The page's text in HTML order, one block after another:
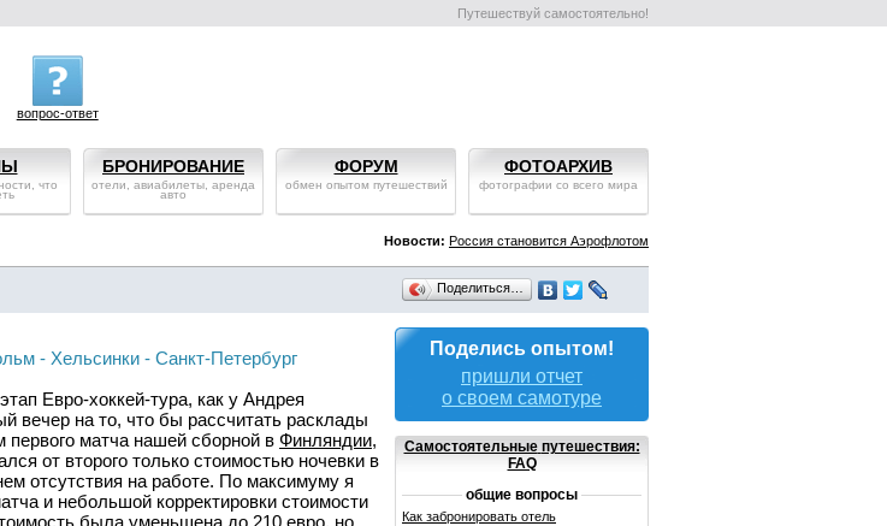
Путешествуй самостоятельно!
вопрос-ответ
что
БРОНИРОВАНИЕ
отели, авиабилеты, аренда
авто
ФОРУМ
обмен опытом путешествий
ФОТОАРХИВ
фотографии со всего мира
Новости: Россия становится Аэрофлотом
Поделиться…
- Хельсинки - Санкт-Петербург
Евро-хоккей-тура, как у Андрея
вечер на то, что бы рассчитать расклады
первого матча нашей сборной в Финляндии,
от второго только стоимостью ночевки в
отсутствия на работе. По максимуму я
и небольшой корректировки стоимости
была уменьшена до 210 евро, но
Поделись опытом!
пришли отчет
о своем самотуре
Самостоятельные путешествия:
FAQ
общие вопросы
Как забронировать отель